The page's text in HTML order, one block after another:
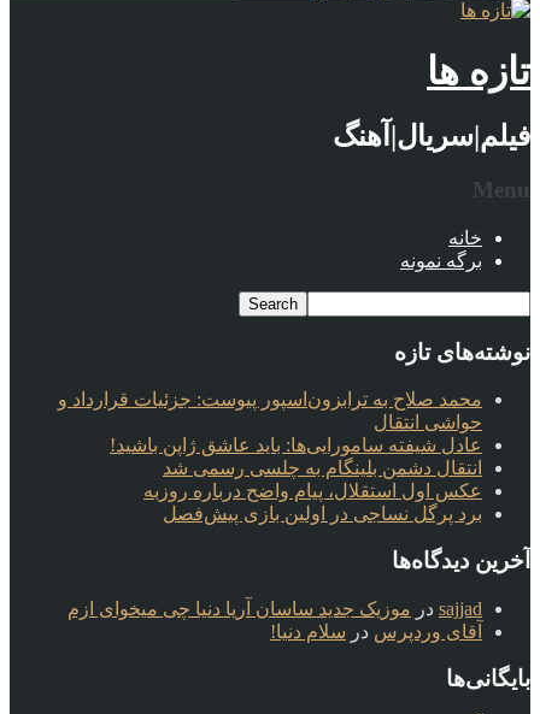
تازه ها
فیلم|سریال|آهنگ
Menu
خانه
برگه نمونه
نوشته‌های تازه
محمد صلاح به ترابزون‌اسپور پیوست: جزئیات قرارداد و
حواشی انتقال
عادل شیفته سامورایی‌ها: باید عاشق ژاپن باشید!
انتقال دشمن بلینگام به چلسی رسمی شد
عکس اول استقلال، پیام واضح درباره روزبه
برد پرگل نساجی در اولین بازی پیش‌فصل
آخرین دیدگاه‌ها
sajjad در موزیک جدید ساسان آریا دنیا چی میخوای ازم
آقای وردپرس در سلام دنیا!
بایگانی‌ها